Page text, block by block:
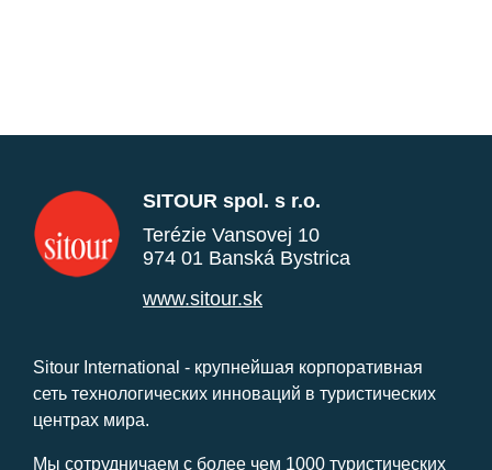
SITOUR spol. s r.o.
Terézie Vansovej 10
974 01 Banská Bystrica
www.sitour.sk
Sitour International - крупнейшая корпоративная
сеть технологических инноваций в туристических
центрах мира.
Мы сотрудничаем с более чем 1000 туристических